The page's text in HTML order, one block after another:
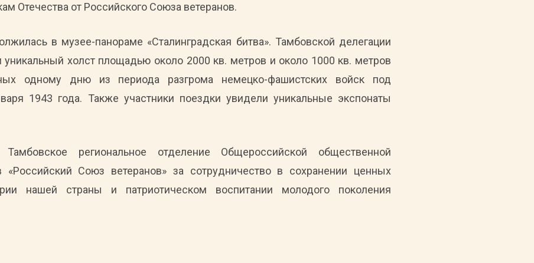
Отечества от Российского Союза ветеранов.
в музее-панораме «Сталинградская битва». Тамбовской делегации
уникальный холст площадью около 2000 кв. метров и около 1000 кв. метров
одному дню из периода разгрома немецко-фашистских войск под
1943 года. Также участники поездки увидели уникальные экспонаты
региональное отделение Общероссийской общественной
«Российский Союз ветеранов» за сотрудничество в сохранении ценных
нашей страны и патриотическом воспитании молодого поколения